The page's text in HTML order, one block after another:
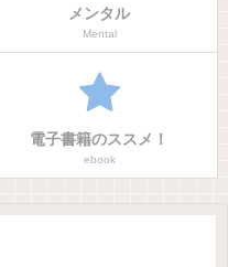
メンタル
Mental
電子書籍のススメ！
ebook